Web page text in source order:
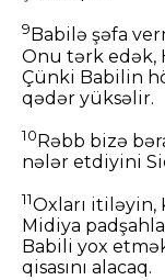
9 Babilə şəfa
Onu tərk edək,
Çünki Babilin
qədər yüksəlir.
10Rəbb bizə
nələr etdiyini
11Oxları itiləyin,
Midiya
Babili yox
qisasını alacaq.